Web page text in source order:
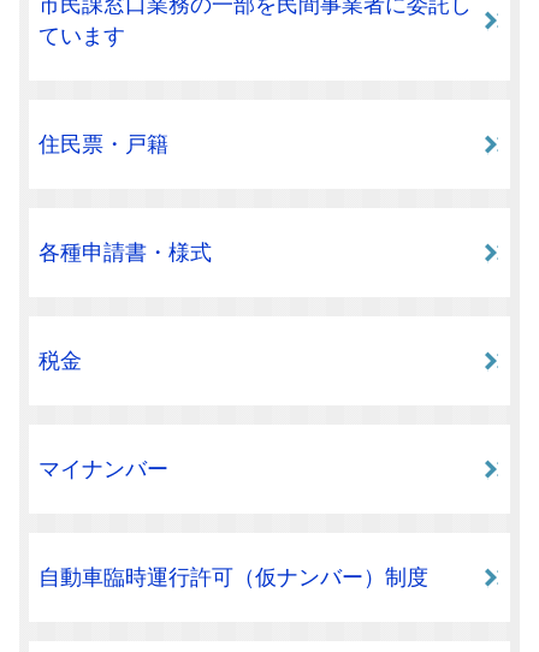
市民課窓口業務の一部を民間事業者に委託し
ています
住民票・戸籍
各種申請書・様式
税金
マイナンバー
自動車臨時運行許可（仮ナンバー）制度